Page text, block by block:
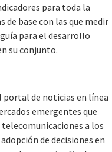
para toda la
de base con las que medir
para el desarrollo
su conjunto.
portal de noticias en línea
emergentes que
a los
de decisiones en